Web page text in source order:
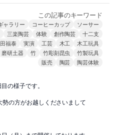
この記事のキーワード
ャラリー コーヒーカップ
ソーサー
三楽陶芸 体験 創作陶芸
十二支
福泰 実演 工芸 木工
木工玩具
磨研土器 竹 竹彫刻昆虫
竹製玩具
販売
陶芸 陶芸体験
の様子です。
の方がお越しくださいまして